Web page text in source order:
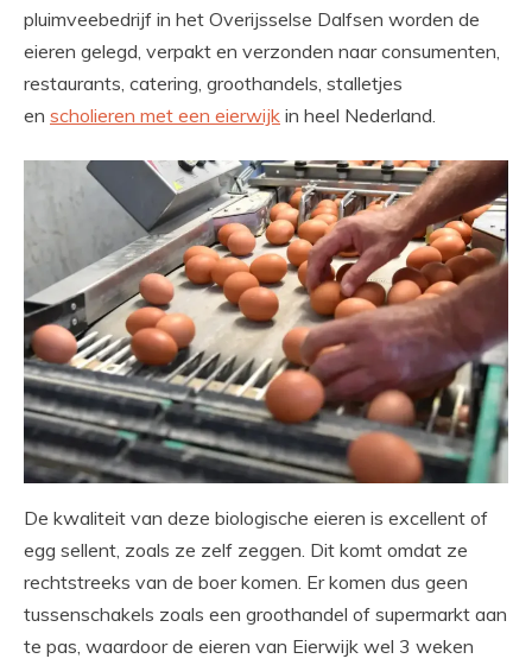
pluimveebedrijf in het Overijsselse Dalfsen worden de
eieren gelegd, verpakt en verzonden naar consumenten,
restaurants, catering, groothandels, stalletjes
en scholieren met een eierwijk in heel Nederland.
De kwaliteit van deze biologische eieren is excellent of
egg sellent, zoals ze zelf zeggen. Dit komt omdat ze
rechtstreeks van de boer komen. Er komen dus geen
tussenschakels zoals een groothandel of supermarkt aan
te pas, waardoor de eieren van Eierwijk wel 3 weken